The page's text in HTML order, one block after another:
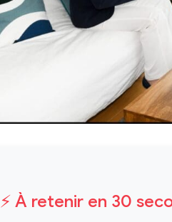
⚡ À retenir en 30